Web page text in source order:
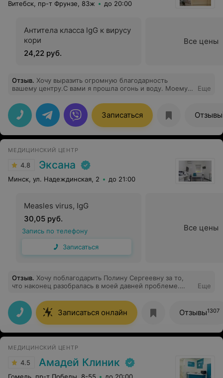
Витебск, пр-т Фрунзе, 83ж до 20:00
Антитела класса lgG к вирусу
кори
24,22 руб.
Все цены
Отзыв. Хочу выразить огромную благодарность
вашему центру.С вами я прошла огонь и воду. Моему
Владимировне отдельная благодарность. Только
благодаря её проделанной работе я смогла стать
мамой. На протяжении всего пути она всегда была на
связи. Очень профессиональный, неравнодушный врач.
Где наблюдать свою беременность так же никогда не
Светлана Ивановна всегда приветлива, никаких лишних
назначений всё по делу. Беременность с ней прошло
легко и быстро. Спасибо что вы есть!
Еще
Записаться Отзывы
МЕДИЦИНСКИЙ ЦЕНТР
4.8 Эксана
Минск, ул. Надеждинская, 2 до 21:00
Measles virus, IgG
30,05 руб.
Запись по телефону
Записаться
Все цены
Отзыв. Хочу поблагодарить Полину Сергеевну за то,
что наконец разобралась в моей давней проблеме.
списывая всё на вазомоторный ринит или кривую
перегородку. Полина Сергеевна с первого приема
заподозрила причину, назначила нужные исследования
и подтвердила диагноз. У меня наконец-то появился
четкий план лечения и надежда на полное
Еще
Записаться онлайн Отзывы1307
МЕДИЦИНСКИЙ ЦЕНТР
4.5 Амадей Клиник